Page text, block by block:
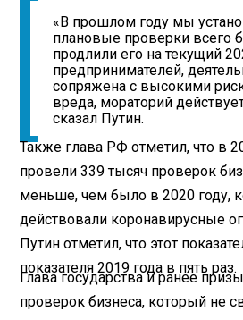
«В прошлом году мы
плановые проверки всего
продлили его на текущий
предпринимателей,
сопряжена с высокими
вреда, мораторий
сказал Путин.
Также глава РФ отметил, что в
провели 339 тысяч проверок
меньше, чем было в 2020 году,
действовали коронавирусные
Путин отметил, что этот
показателя 2019 года в пять раз.
Глава государства и ранее
проверок бизнеса, который не